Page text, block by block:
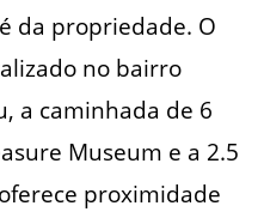
da propriedade. O
no bairro
a caminhada de 6
Museum e a 2.5
proximidade